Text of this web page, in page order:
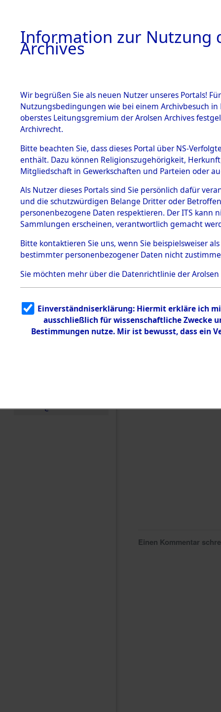
BESTÄNDE
1.
mente
5. Verschiedenes
5.3
Todesmärsche
5.3.1 Alliierte
Erhebungen
zu
Todesmärsch
en
5.3.2
g
5.3.3
Todesmärsch
e
von
Toter aus
Ort ihrer
0002
Einen Kommentar
Information zur Nutzung
Archives
Wir begrüßen Sie als neuen Nutzer unseres Portals!
Nutzungsbedingungen wie bei einem Archivbesuch
oberstes Leitungsgremium der Arolsen Archives
Archivrecht.
Bitte beachten Sie, dass dieses Portal über NS-
enthält. Dazu können Religionszugehörigkeit,
Mitgliedschaft in Gewerkschaften und Parteien oder
Als Nutzer dieses Portals sind Sie persönlich dafür
und die schutzwürdigen Belange Dritter oder
personenbezogene Daten respektieren. Der ITS
Sammlungen erscheinen, verantwortlich gemacht
Bitte kontaktieren Sie uns, wenn Sie beispielsweiser
bestimmter personenbezogener Daten nicht
Sie möchten mehr über die Datenrichtlinie der Arolsen
Einverständniserklärung: Hiermit erkläre ich
ausschließlich für wissenschaftliche Zwecke
Bestimmungen nutze. Mir ist bewusst, dass ein